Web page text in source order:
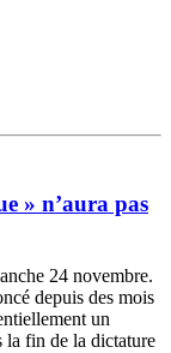
» n’aura pas
24 novembre.
depuis des mois
un
la fin de la dictature